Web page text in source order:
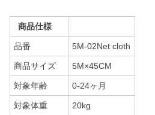
商品仕様
品番 5M-02Net cloth
商品サイズ 5M×45CM
対象年齢 0-24ヶ月
対象体重 20kg